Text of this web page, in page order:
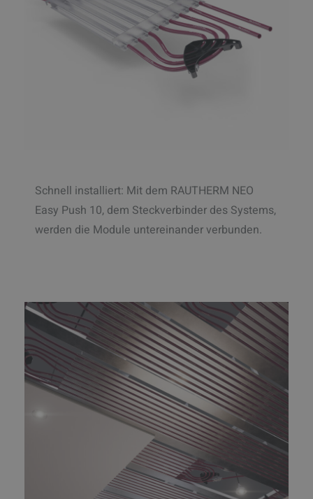
Schnell installiert: Mit dem RAUTHERM NEO
Easy Push 10, dem Steckverbinder des Systems,
werden die Module untereinander verbunden.